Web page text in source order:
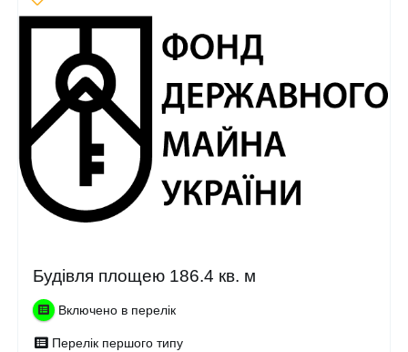
Будівля площею 186.4 кв. м
Включено в перелік
Перелік першого типу